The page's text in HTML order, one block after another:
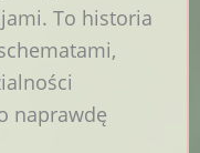
To historia
naprawdę